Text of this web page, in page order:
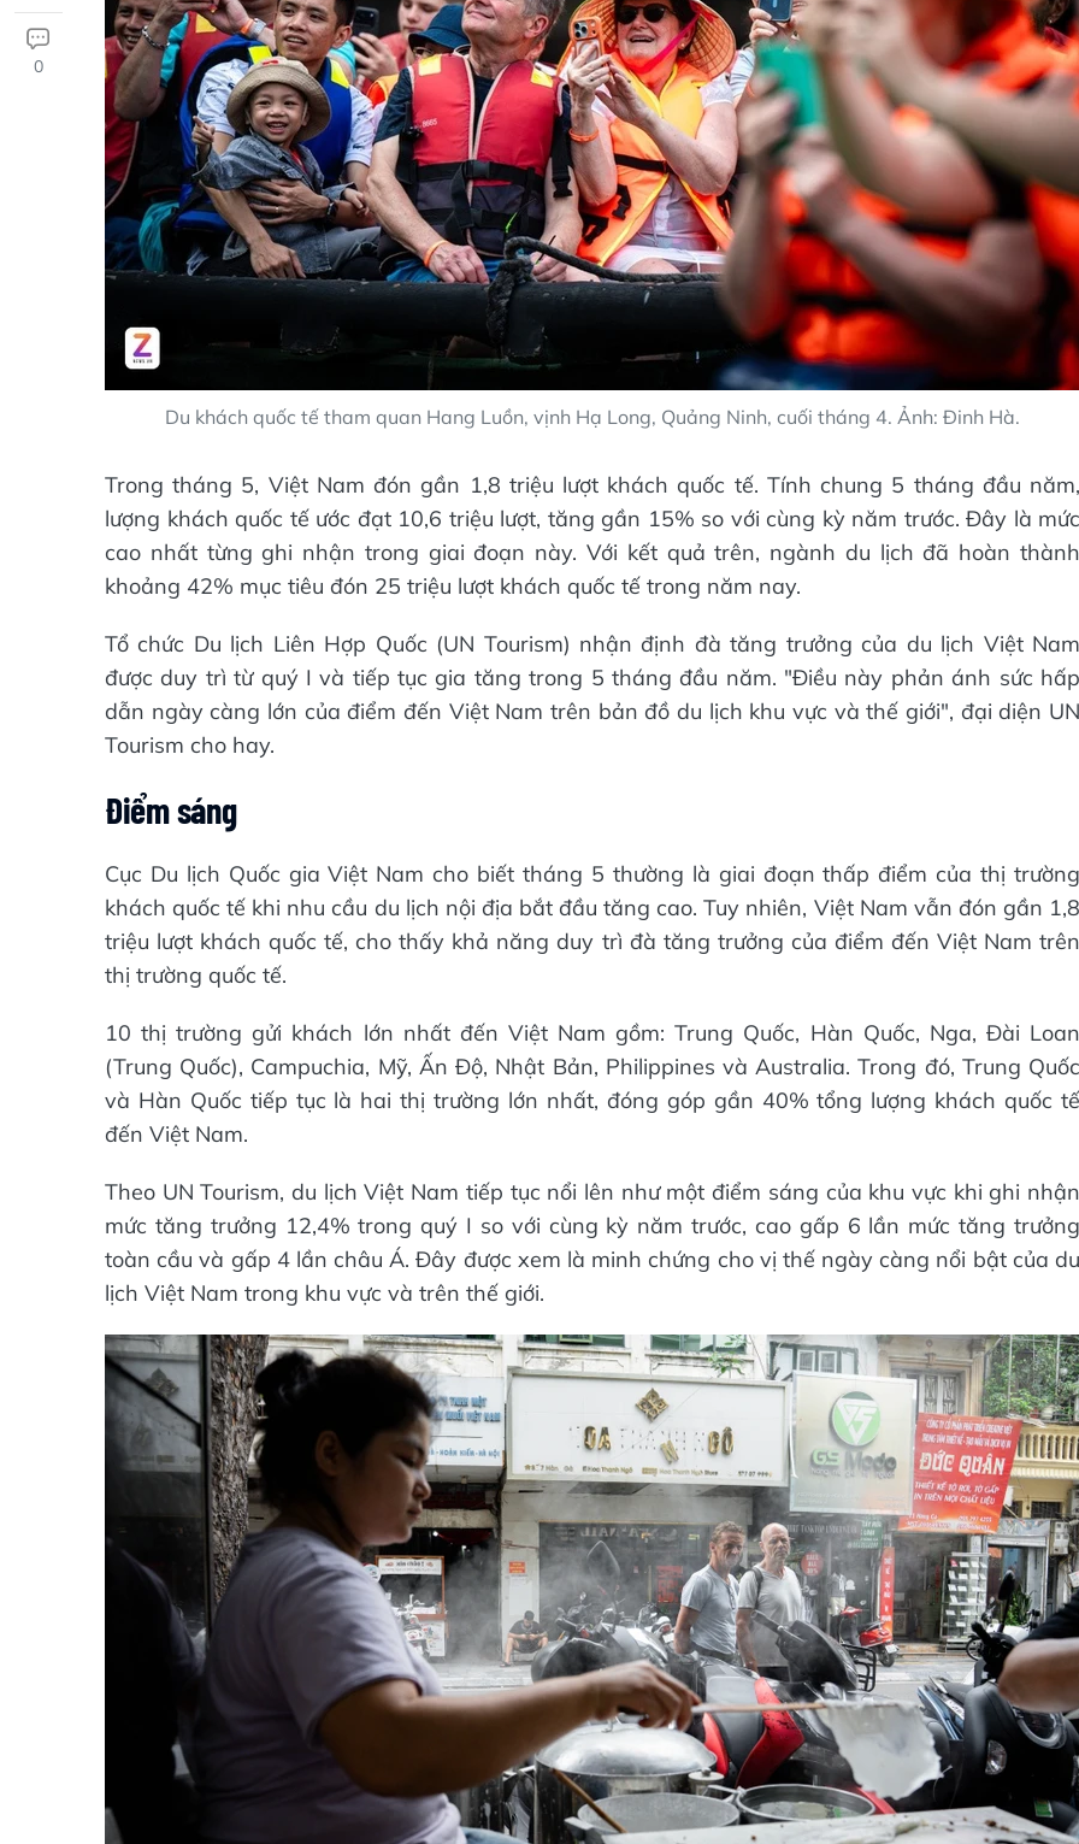
0
Du khách quốc tế tham quan Hang Luồn, vịnh Hạ Long, Quảng Ninh, cuối tháng 4. Ảnh: Đinh Hà.
Trong tháng 5, Việt Nam đón gần 1,8 triệu lượt khách quốc tế. Tính chung 5 tháng đầu năm,
lượng khách quốc tế ước đạt 10,6 triệu lượt, tăng gần 15% so với cùng kỳ năm trước. Đây là mức
cao nhất từng ghi nhận trong giai đoạn này. Với kết quả trên, ngành du lịch đã hoàn thành
khoảng 42% mục tiêu đón 25 triệu lượt khách quốc tế trong năm nay.
Tổ chức Du lịch Liên Hợp Quốc (UN Tourism) nhận định đà tăng trưởng của du lịch Việt Nam
được duy trì từ quý I và tiếp tục gia tăng trong 5 tháng đầu năm. "Điều này phản ánh sức hấp
dẫn ngày càng lớn của điểm đến Việt Nam trên bản đồ du lịch khu vực và thế giới", đại diện UN
Tourism cho hay.
Điểm sáng
Cục Du lịch Quốc gia Việt Nam cho biết tháng 5 thường là giai đoạn thấp điểm của thị trường
khách quốc tế khi nhu cầu du lịch nội địa bắt đầu tăng cao. Tuy nhiên, Việt Nam vẫn đón gần 1,8
triệu lượt khách quốc tế, cho thấy khả năng duy trì đà tăng trưởng của điểm đến Việt Nam trên
thị trường quốc tế.
10 thị trường gửi khách lớn nhất đến Việt Nam gồm: Trung Quốc, Hàn Quốc, Nga, Đài Loan
(Trung Quốc), Campuchia, Mỹ, Ấn Độ, Nhật Bản, Philippines và Australia. Trong đó, Trung Quốc
và Hàn Quốc tiếp tục là hai thị trường lớn nhất, đóng góp gần 40% tổng lượng khách quốc tế
đến Việt Nam.
Theo UN Tourism, du lịch Việt Nam tiếp tục nổi lên như một điểm sáng của khu vực khi ghi nhận
mức tăng trưởng 12,4% trong quý I so với cùng kỳ năm trước, cao gấp 6 lần mức tăng trưởng
toàn cầu và gấp 4 lần châu Á. Đây được xem là minh chứng cho vị thế ngày càng nổi bật của du
lịch Việt Nam trong khu vực và trên thế giới.